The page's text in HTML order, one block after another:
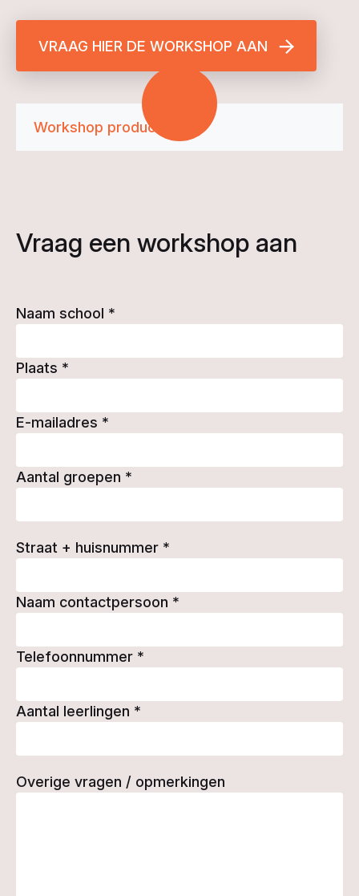
VRAAG HIER DE WORKSHOP AAN
Workshop producing
Vraag een workshop aan
Naam school *
Plaats *
E-mailadres *
Aantal groepen *
Straat + huisnummer *
Naam contactpersoon *
Telefoonnummer *
Aantal leerlingen *
Overige vragen / opmerkingen